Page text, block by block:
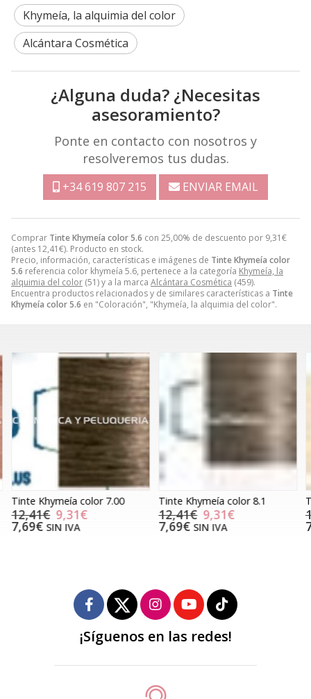
Comprar Tinte Khymeía color 5.6 con 25,00% de descuento por 9,31€
(antes 12,41€). Producto en stock.
Precio, información, características e imágenes de Tinte Khymeía color
5.6 referencia color khymeía 5.6, pertenece a la categoría Khymeía, la
alquimia del color (51) y a la marca Alcántara Cosmética (459).
Encuentra productos relacionados y de similares características a Tinte
Khymeía color 5.6 en "Coloración", "Khymeía, la alquimia del color".
Khymeía, la alquimia del color
Alcántara Cosmética
¿Alguna duda? ¿Necesitas
asesoramiento?
Ponte en contacto con nosotros y
resolveremos tus dudas.
+34 619 807 215 ENVIAR EMAIL
Tinte Khymeía color 7.00
12,41€ 9,31€
7,69€ SIN IVA
Tinte Khymeía color 8.1
12,41€ 9,31€
7,69€ SIN IVA
¡Síguenos en las redes!